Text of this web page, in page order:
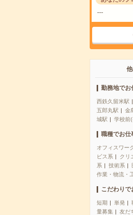
---
勤務地でお
西鉄久留米駅
五郎丸駅
金
城駅
学校前
職種でお仕
オフィスワー
ビス系
クリ
系
技術系
作業・物流・
こだわりで
短期 単発
量募集
友だ